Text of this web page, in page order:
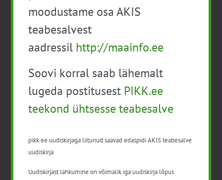
Detailid
8. okt. 2024
Aeg:
08:00 - 17:00
Sündmus kategooria:
moodustame osa AKIS
teabesalvest
aadressil http://maainfo.ee
Soovi korral saab lähemalt
lugeda postitusest PIKK.ee
teekond ühtsesse teabesalve
pikk.ee uudiskirjaga liitunud saavad edaspidi AKIS teabesalve
uudiskirja.
Uudiskirjast lahkumine on võimalik iga uudiskirja lõpus